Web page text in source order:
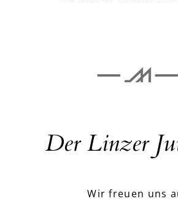
Der Linzer
Wir freuen uns